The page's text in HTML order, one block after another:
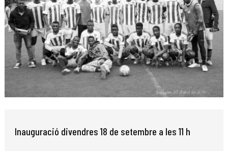
Inauguració divendres 18 de setembre a les 11 h